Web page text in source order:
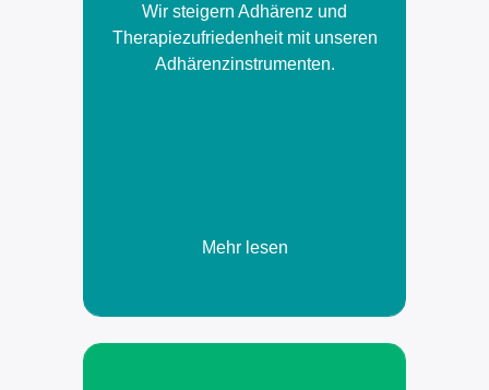
Wir steigern Adhärenz und
Therapiezufriedenheit mit unseren
Adhärenzinstrumenten.
Mehr lesen